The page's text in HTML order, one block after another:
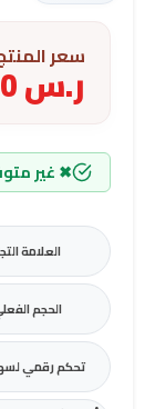
سعر
ر.س
✖ غير
العلامة
الحجم الفعلي:
تحكم رقمي